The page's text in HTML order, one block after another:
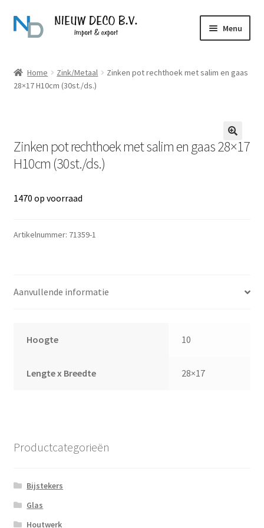
Ga
door
navigatie
Ga
naar
inhoud
Menu
Producten
Home Zink/Metaal
Zinken pot rechthoek met salim en gaas
28×17 H10cm (30st./ds.)
Zinken pot rechthoek met salim en gaas 28×17
H10cm (30st./ds.)
1470 op voorraad
Artikelnummer: 71359-1
Aanvullende informatie
Hoogte 10
Lengte x Breedte 28×17
Productcategorieën
Bijstekers
Glas
Houtwerk